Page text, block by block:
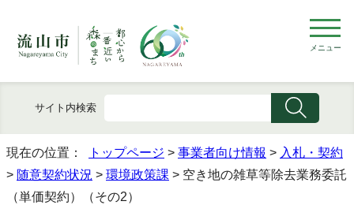
メニュー
サイト内検索
現在の位置： トップページ > 事業者向け情報 > 入札・契約
> 随意契約状況 > 環境政策課 > 空き地の雑草等除去業務委託
（単価契約）（その2）